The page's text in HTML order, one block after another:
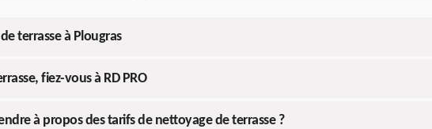
terrasse à Plougras
fiez-vous à RD PRO
à propos des tarifs de nettoyage de terrasse ?